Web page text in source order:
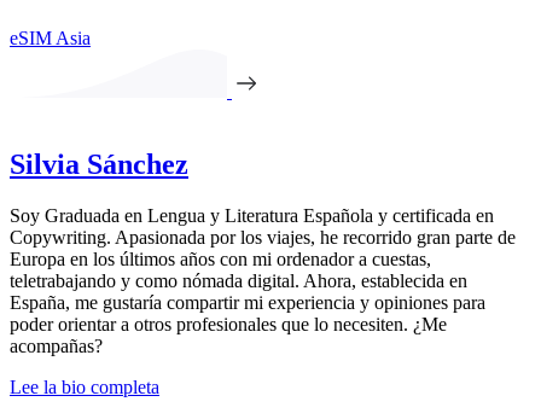
eSIM Asia
Silvia Sánchez
Soy Graduada en Lengua y Literatura Española y certificada en
Copywriting. Apasionada por los viajes, he recorrido gran parte de
Europa en los últimos años con mi ordenador a cuestas,
teletrabajando y como nómada digital. Ahora, establecida en
España, me gustaría compartir mi experiencia y opiniones para
poder orientar a otros profesionales que lo necesiten. ¿Me
acompañas?
Lee la bio completa